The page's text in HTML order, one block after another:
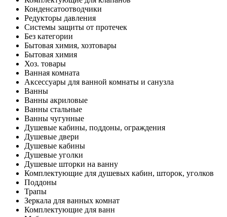
Конденсатоотводчики
Редукторы давления
Системы защиты от протечек
Без категории
Бытовая химия, хозтовары
Бытовая химия
Хоз. товары
Ванная комната
Аксессуары для ванной комнаты и санузла
Ванны
Ванны акриловые
Ванны стальные
Ванны чугунные
Душевые кабины, поддоны, ограждения
Душевые двери
Душевые кабины
Душевые уголки
Душевые шторки на ванну
Комплектующие для душевых кабин, шторок, уголков
Поддоны
Трапы
Зеркала для ванных комнат
Комплектующие для ванн